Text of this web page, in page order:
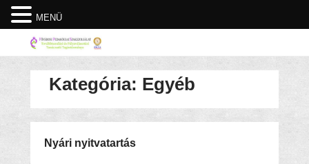
Kategória: Egyéb
Nyári nyitvatartás
MENÜ